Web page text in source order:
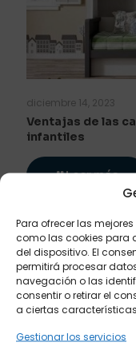
Para ofrecer las
como las cookies para
del dispositivo. El
permitirá procesar
navegación o las
consentir o retirar el
a ciertas
Gestionar los servicios
diciembre 14, 2023
Ventajas de las
infantiles
Leer más